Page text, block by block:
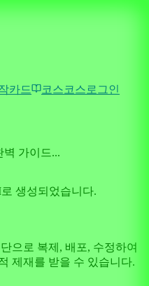
카드 코스코스 로그인
벽 가이드...
생성되었습니다.
으로 복제, 배포, 수정하여
제재를 받을 수 있습니다.